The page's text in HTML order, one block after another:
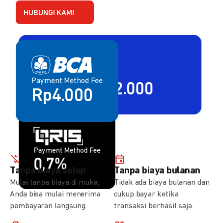
HUBUNGI KAMI
Payment Method Fee
Rp4.000
Payment Method Fee
2,80% + Rp2.000
Payment Method Fee
0,7%
Payment Method Fee
1,5%
Tanpa biaya setup
Mulai tanpa biaya di muka,
Anda bisa mulai menerima
pembayaran langsung.
Tanpa biaya bulanan
Tidak ada biaya bulanan dan
cukup bayar ketika
transaksi berhasil saja.